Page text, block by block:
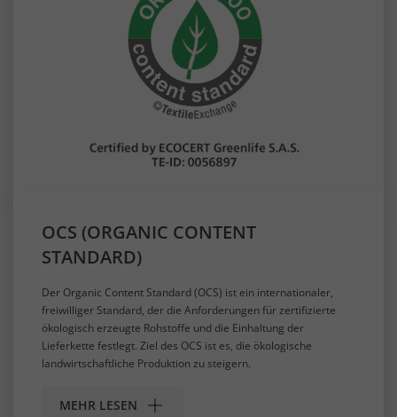
OCS (ORGANIC CONTENT
STANDARD)
Der Organic Content Standard (OCS) ist ein internationaler,
freiwilliger Standard, der die Anforderungen für zertifizierte
ökologisch erzeugte Rohstoffe und die Einhaltung der
Lieferkette festlegt. Ziel des OCS ist es, die ökologische
landwirtschaftliche Produktion zu steigern.
MEHR LESEN